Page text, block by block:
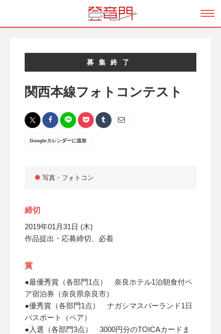
募集終了
関西本線フォトコンテスト
Googleカレンダーに追加
写真・フォトコン
締切
2019年01月31日 (木)
作品提出・応募締切、必着
賞
●最優秀賞（各部門1点） 奈良ホテル1泊朝食付ペ
ア宿泊券（奈良県奈良市）
●優秀賞（各部門1点） ナガシマスパーランド1日
パスポート（ペア）
●入選（各部門3点） 3000円分のTOICAカードま